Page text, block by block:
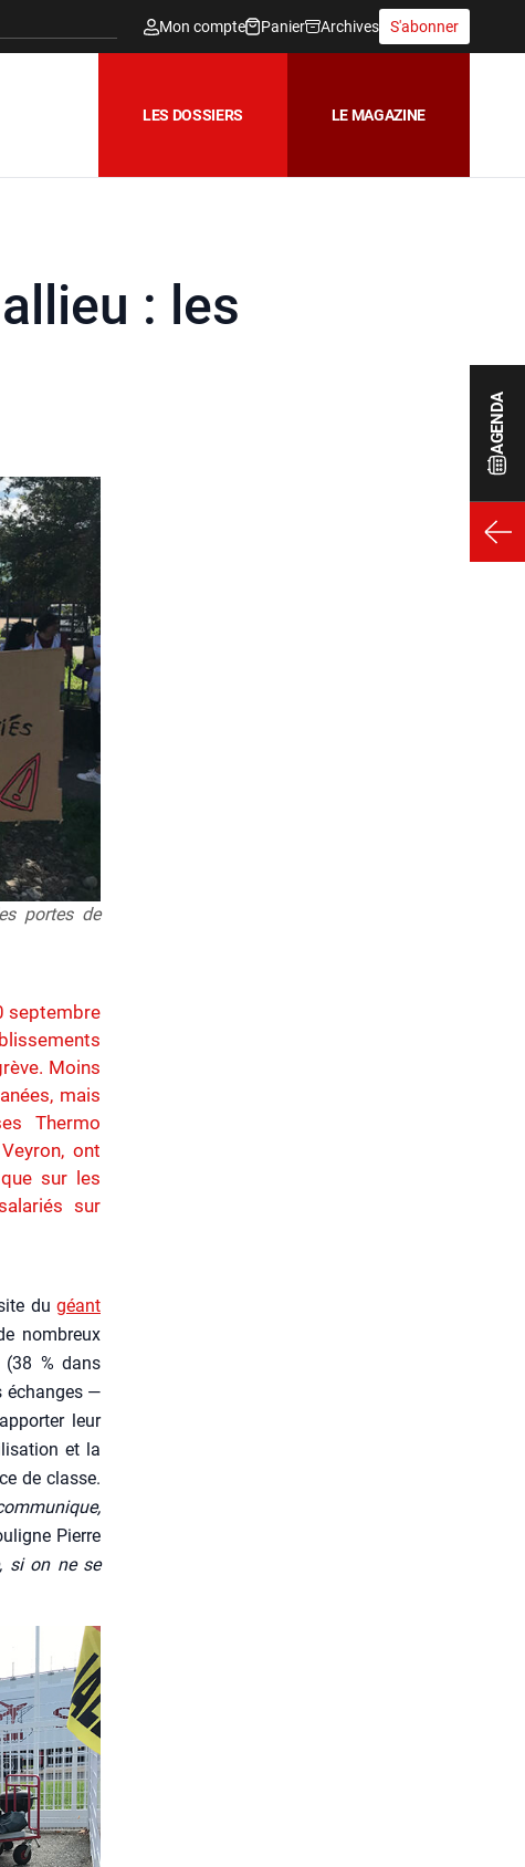
AGENDA
Mon compte Panier Archives S'abonner
LES DOSSIERS LE MAGAZINE
: les
portes de
septembre
Moins
mais
Thermo
ont
sur les
sur
du géant
nom­breux
(38 % dans
échanges —
leur
et la
de classe.
Pierre
si on ne se